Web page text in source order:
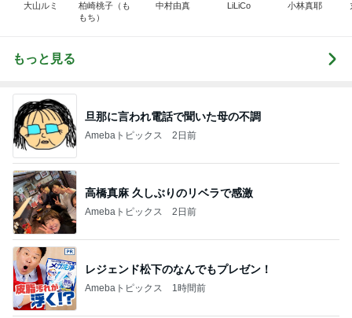
大山ルミ
柏崎桃子（も
もち）
中村由真 LiLiCo 小林真耶
もっと見る
旦那に言われ電話で聞いた母の不調
Amebaトピックス 2日前
高橋真麻 久しぶりのリベラで感激
Amebaトピックス 2日前
レジェンド松下のなんでもプレゼン！
Amebaトピックス 1時間前